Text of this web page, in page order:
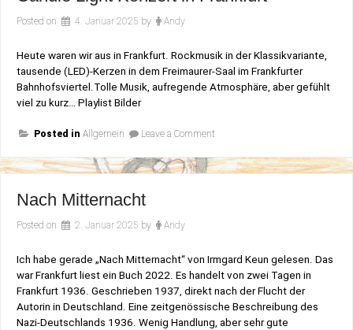
Posted on 4. Januar 2025 by Andy
Heute waren wir aus in Frankfurt. Rockmusik in der Klassikvariante,
tausende (LED)-Kerzen in dem Freimaurer-Saal im Frankfurter
Bahnhofsviertel.Tolle Musik, aufregende Atmosphäre, aber gefühlt
viel zu kurz… Playlist Bilder
Posted in Allgemein Leave a Comment
Konzert
in
Nach Mitternacht
Posted on 2. Januar 2025 by Andy
Ich habe gerade „Nach Mitternacht“ von Irmgard Keun gelesen. Das
war Frankfurt liest ein Buch 2022. Es handelt von zwei Tagen in
Frankfurt 1936. Geschrieben 1937, direkt nach der Flucht der
Autorin in Deutschland. Eine zeitgenössische Beschreibung des
Nazi-Deutschlands 1936. Wenig Handlung, aber sehr gute